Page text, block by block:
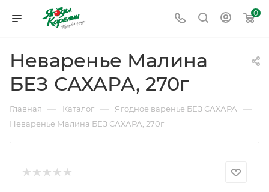
0
Неваренье Малина
БЕЗ САХАРА, 270г
Главная — Каталог — Ягодное варенье БЕЗ САХАРА —
Неваренье Малина БЕЗ САХАРА, 270г